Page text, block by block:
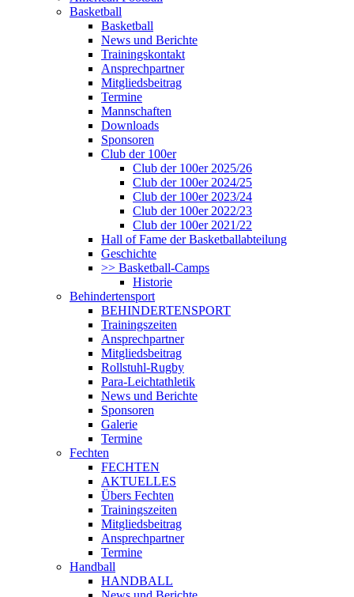
Basketball
Basketball
News und Berichte
Trainingskontakt
Ansprechpartner
Mitgliedsbeitrag
Termine
Mannschaften
Downloads
Sponsoren
Club der 100er
Club der 100er 2025/26
Club der 100er 2024/25
Club der 100er 2023/24
Club der 100er 2022/23
Club der 100er 2021/22
Hall of Fame der Basketballabteilung
Geschichte
>> Basketball-Camps
Historie
Behindertensport
BEHINDERTENSPORT
Trainingszeiten
Ansprechpartner
Mitgliedsbeitrag
Rollstuhl-Rugby
Para-Leichtathletik
News und Berichte
Sponsoren
Galerie
Termine
Fechten
FECHTEN
AKTUELLES
Übers Fechten
Trainingszeiten
Mitgliedsbeitrag
Ansprechpartner
Termine
Handball
HANDBALL